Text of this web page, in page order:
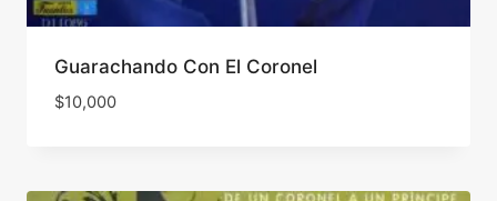
Guarachando Con El Coronel
$10,000